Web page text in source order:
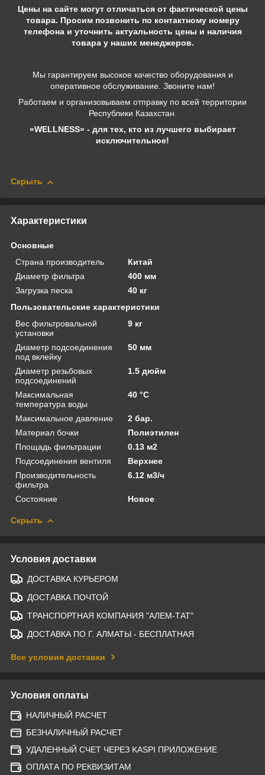
Цены на сайте могут отличаться от фактической цены
товара. Просим позвонить по контактному номеру
телефона и уточнить актуальность цены и наличия
товара у наших менеджеров.
Мы гарантируем высокое качество оборудования и
оперативное обслуживание. Звоните нам!
Работаем и организовываем отправку по всей территории
Республики Казахстан.
«WELLNESS» - для тех, кто из лучшего выбирает
исключительное!
Скрыть
Характеристики
Основные
Страна производитель
Китай
Диаметр фильтра
400 мм
Загрузка песка
40 кг
Пользовательские характеристики
Вес фильтровальной
установки
9 кг
Диаметр подсоединения
под вклейку
50 мм
Диаметр резьбовых
подсоединений
1.5 дюйм
Максимальная
температура воды
40 °C
Максимальное давление
2 бар.
Материал бочки
Полиэтилен
Площадь фильтрации
0.13 м2
Подсоединения вентиля
Верхнее
Производительность
фильтра
6.12 м3/ч
Состояние Новое
Скрыть
Условия доставки
ДОСТАВКА КУРЬЕРОМ
ДОСТАВКА ПОЧТОЙ
ТРАНСПОРТНАЯ КОМПАНИЯ "АЛЕМ-ТАТ"
ДОСТАВКА ПО Г. АЛМАТЫ - БЕСПЛАТНАЯ
Все условия доставки
Условия оплаты
НАЛИЧНЫЙ РАСЧЕТ
БЕЗНАЛИЧНЫЙ РАСЧЕТ
УДАЛЕННЫЙ СЧЕТ ЧЕРЕЗ KASPI ПРИЛОЖЕНИЕ
ОПЛАТА ПО РЕКВИЗИТАМ